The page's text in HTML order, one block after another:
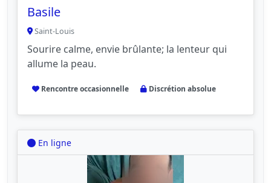
Basile
Saint-Louis
Sourire calme, envie brûlante; la lenteur qui
allume la peau.
Rencontre occasionnelle Discrétion absolue
En ligne